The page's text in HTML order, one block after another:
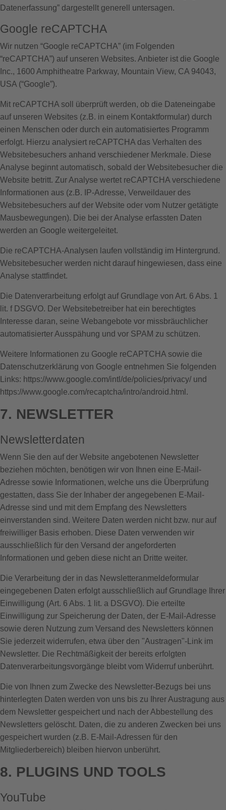
Datenerfassung” dargestellt generell untersagen.
Google reCAPTCHA
Wir nutzen “Google reCAPTCHA” (im Folgenden
“reCAPTCHA”) auf unseren Websites. Anbieter ist die Google
Inc., 1600 Amphitheatre Parkway, Mountain View, CA 94043,
USA (“Google”).
Mit reCAPTCHA soll überprüft werden, ob die Dateneingabe
auf unseren Websites (z.B. in einem Kontaktformular) durch
einen Menschen oder durch ein automatisiertes Programm
erfolgt. Hierzu analysiert reCAPTCHA das Verhalten des
Websitebesuchers anhand verschiedener Merkmale. Diese
Analyse beginnt automatisch, sobald der Websitebesucher die
Website betritt. Zur Analyse wertet reCAPTCHA verschiedene
Informationen aus (z.B. IP-Adresse, Verweildauer des
Websitebesuchers auf der Website oder vom Nutzer getätigte
Mausbewegungen). Die bei der Analyse erfassten Daten
werden an Google weitergeleitet.
Die reCAPTCHA-Analysen laufen vollständig im Hintergrund.
Websitebesucher werden nicht darauf hingewiesen, dass eine
Analyse stattfindet.
Die Datenverarbeitung erfolgt auf Grundlage von Art. 6 Abs. 1
lit. f DSGVO. Der Websitebetreiber hat ein berechtigtes
Interesse daran, seine Webangebote vor missbräuchlicher
automatisierter Ausspähung und vor SPAM zu schützen.
Weitere Informationen zu Google reCAPTCHA sowie die
Datenschutzerklärung von Google entnehmen Sie folgenden
Links: https://www.google.com/intl/de/policies/privacy/ und
https://www.google.com/recaptcha/intro/android.html .
7. NEWSLETTER
Newsletterdaten
Wenn Sie den auf der Website angebotenen Newsletter
beziehen möchten, benötigen wir von Ihnen eine E-Mail-
Adresse sowie Informationen, welche uns die Überprüfung
gestatten, dass Sie der Inhaber der angegebenen E-Mail-
Adresse sind und mit dem Empfang des Newsletters
einverstanden sind. Weitere Daten werden nicht bzw. nur auf
freiwilliger Basis erhoben. Diese Daten verwenden wir
ausschließlich für den Versand der angeforderten
Informationen und geben diese nicht an Dritte weiter.
Die Verarbeitung der in das Newsletteranmeldeformular
eingegebenen Daten erfolgt ausschließlich auf Grundlage Ihrer
Einwilligung (Art. 6 Abs. 1 lit. a DSGVO). Die erteilte
Einwilligung zur Speicherung der Daten, der E-Mail-Adresse
sowie deren Nutzung zum Versand des Newsletters können
Sie jederzeit widerrufen, etwa über den "Austragen"-Link im
Newsletter. Die Rechtmäßigkeit der bereits erfolgten
Datenverarbeitungsvorgänge bleibt vom Widerruf unberührt.
Die von Ihnen zum Zwecke des Newsletter-Bezugs bei uns
hinterlegten Daten werden von uns bis zu Ihrer Austragung aus
dem Newsletter gespeichert und nach der Abbestellung des
Newsletters gelöscht. Daten, die zu anderen Zwecken bei uns
gespeichert wurden (z.B. E-Mail-Adressen für den
Mitgliederbereich) bleiben hiervon unberührt.
8. PLUGINS UND TOOLS
YouTube